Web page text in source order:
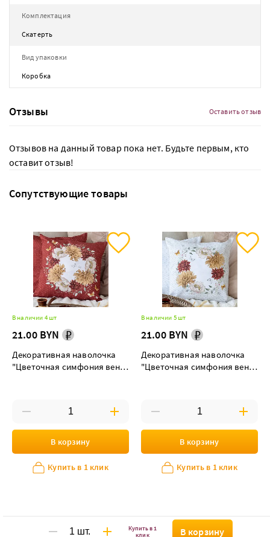
Комплектация
Скатерть
Вид упаковки
Коробка
Отзывы Оставить отзыв
Отзывов на данный товар пока нет. Будьте первым, кто
оставит отзыв!
Сопутствующие товары
В наличии 4 шт
21.00 BYN
Декоративная наволочка
"Цветочная симфония венок
В корзину
Купить в 1 клик
В наличии 5 шт
21.00 BYN
Декоративная наволочка
"Цветочная симфония венок
В корзину
Купить в 1 клик
Купить в 1
клик
В корзину